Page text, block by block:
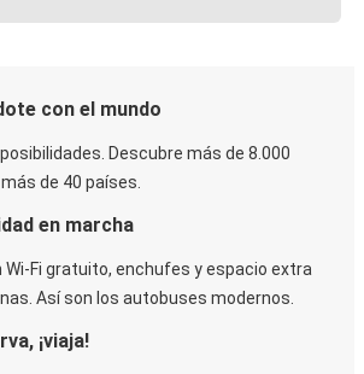
con el mundo
Descubre más de 8.000
de 40 países.
en marcha
Wi-Fi gratuito, enchufes y espacio extra
Así son los autobuses modernos.
¡viaja!